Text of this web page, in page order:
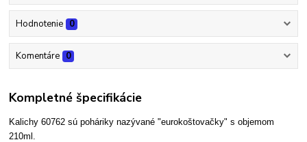
Hodnotenie 0
Komentáre 0
Kompletné špecifikácie
Kalichy 60762 sú poháriky nazývané "eurokoštovačky" s objemom
210ml.